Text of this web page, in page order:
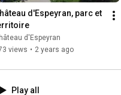
d'Espeyran, parc et
d'Espeyran
views • 2 years ago
Play all